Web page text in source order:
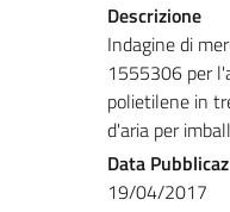
Descrizione
Indagine di
1555306 per
polietilene in
d'aria per
Data
19/04/2017